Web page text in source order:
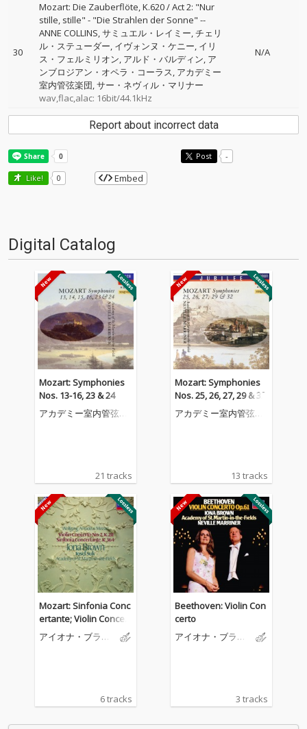
30
Mozart: Die Zauberflöte, K.620 / Act 2: "Nur
stille, stille" - "Die Strahlen der Sonne" --
ANNE COLLINS サミュエル・レイミー チェリ
ル・ステューダー イヴォンヌ・ケニー イリ
ス・フェルミリオン アルド・バルディン ア
ンブロジアン・オペラ・コーラス アカデミー
室内管弦楽団 サー・ネヴィル・マリナー
wav,flac,alac: 16bit/44.1kHz
N/A
Report about incorrect data
Post -
Like! 0 Embed
Digital Catalog
Mozart: Symphonies
Nos. 13-16, 23 & 24
アカデミー室内管弦楽
21 tracks
Mozart: Symphonies
Nos. 25, 26, 27, 29 & 32
アカデミー室内管弦楽
13 tracks
Mozart: Sinfonia Conc
ertante; Violin Concert
o No. 2
アイオナ・ブラウ
6 tracks
Beethoven: Violin Con
certo
アイオナ・ブラウ
3 tracks